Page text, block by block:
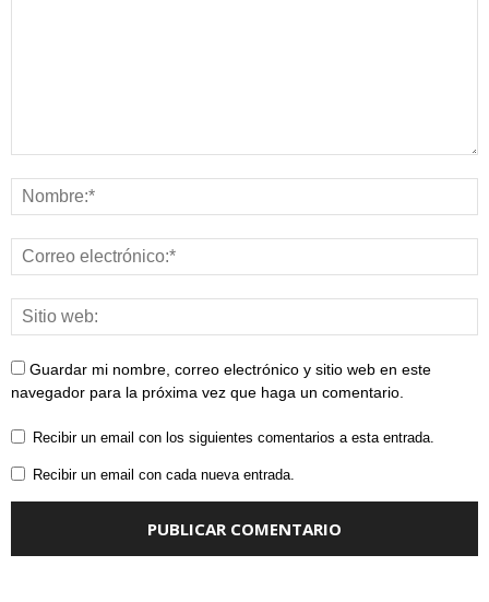
Guardar mi nombre, correo electrónico y sitio web en este
navegador para la próxima vez que haga un comentario.
Recibir un email con los siguientes comentarios a esta entrada.
Recibir un email con cada nueva entrada.